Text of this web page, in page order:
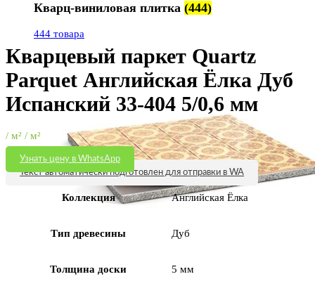
Кварц-виниловая плитка (444)
444 товара
Кварцевый паркет Quartz
Parquet Английская Ёлка Дуб
Испанский 33-404 5/0,6 мм
/ м² / м²
Узнать цену в WhatsApp
Текст автоматически подготовлен для отправки в WA
Коллекция Английская Ёлка
Тип древесины Дуб
Толщина доски 5 мм